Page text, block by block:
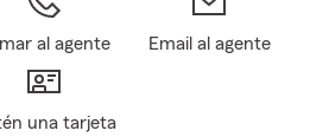
al agente Email al agente
una tarjeta